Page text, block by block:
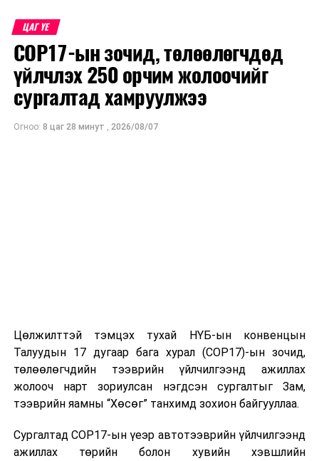
ӨМНӨХ МЭДЭЭ
Боловсролын бичиг баримттай холбоотой 774 зөрчлийг
цагдаагийн газарт шилжүүллээ
ЦАГ ҮЕ
COP17-ын зочид, төлөөлөгчдөд
үйлчлэх 250 орчим жолоочийг
сургалтад хамруулжээ
Огноо: 8 цаг 28 минут , 2026/08/07
Цөлжилттэй тэмцэх тухай НҮБ-ын конвенцын
Талуудын 17 дугаар бага хурал (COP17)-ын зочид,
төлөөлөгчдийн тээврийн үйлчилгээнд ажиллах
жолооч нарт зориулсан нэгдсэн сургалтыг Зам,
тээврийн яамны “Хөсөг” танхимд зохион байгууллаа.
Сургалтад COP17-ын үеэр автотээврийн үйлчилгээнд
ажиллах төрийн болон хувийн хэвшлийн